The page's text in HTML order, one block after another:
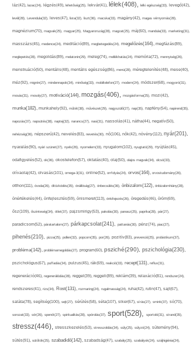
láz(42), lazac(24), légzés(49), lehetőség(25), lekvár(41), lélek(408), lelki egészség(33), levegő(42),
levél(28), Levendula(32), leves(47), lista(32), liszt(36), macska(33), magány(42), magas vérnyomás(28),
magnézium(70), magvak(25), magyar(25), Magyarország(28), magzat(25), máj(60), mandula(33), marketing(31),
masszázs(45), medence(24), meditáció(89), megbetegedés(24), megelőzés(164), megfázás(89),
meglepetés(28), megoldás(89), melatonin(29), meleg(74), mellékhatás(24), memória(72), mennyiség(26),
menstruáció(50), mentális(48), mentális egészség(86), menü(28), méregtelenítés(48), mese(40),
méz(92), migrén(27), mindennapok(34), minőség(33), mobiltelefon(27), modern(24), módszer(68), mogyoró(31),
mosás(31), mosoly(27), motiváció(144), mozgás(406), mozgásforma(25), mozi(42),
munka(182), munkahely(92), műtét(38), művészet(29), nagyszülő(27), nap(35), napfény(54), napirend(35),
napozás(37), napsütés(38), naptej(32), narancs(27), nasi(31), nassolás(41), nátha(44), negatív(50),
nehézség(36), népszerű(42), nevelés(83), nevetés(30), nő(106), nők(42), növény(112), nyár(201),
nyaralás(90), nyári szünet(27), nyelv(26), nyomelem(33), nyugalom(102), nyugtató(29), nyújtás(45),
odafigyelés(52), ok(36), okostelefon(57), oktatás(40), olaj(50), olajos magvak(34), olcsó(33),
olívaolaj(42), olvasás(101), omega-3(31), online(52), orrfolyás(24), orvos(164), orvostudomány(26),
otthon(111), óvoda(26), öltözködés(35), önállóság(27), önbecsülés(36), önbizalom(122), önbizalomhiány(28),
önértékelés(44), önfejlesztés(59), önismeret(113), önkifejezés(26), öregedés(46), öröm(69),
ősz(109), őszinteség(34), ötlet(37), pajzsmirigy(53), pakolás(30), panasz(25), paprika(28), pár(27),
paradicsom(52), páratartalom(27), párkapcsolat(241), pattanás(30), pénz(74), piac(27),
pihenés(210), pizza(25), pollen(32), popcorn(35), por(26), pozitív(83), prevenció(25), probiotikum(37),
probléma(142), problémamegoldás(27), program(60), psziché(290), pszichológia(230),
pszichológus(67), puffadás(34), pulzus(45), rák(69), reakció(33), recept(131), reflux(31),
regeneráció(46), regenerálódás(28), reggel(39), reggeli(89), reklám(39), relaxáció(81), rendszer(24),
rendszeres(41), rizs(34), Rost(131), rozmaring(24), rugalmasság(24), ruha(42), rutin(47), sajt(67),
saláta(78), segítség(100), sejt(27), sérülés(58), séta(107), siker(67), sírás(27), smink(37), só(70),
sorozat(33), sör(26), spenót(27), spiritualitás(28), spórolás(37), sport(528), sportoló(31), strand(35),
stressz(446), stresszkezelés(53), stresszoldás(34), súly(25), súlyzó(24), sütemény(94),
sütés(91), sütőtök(25), szabadidő(142), szabadság(47), szabály(25), szabályok(24), szájhigiénia(24),